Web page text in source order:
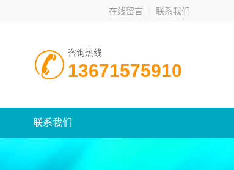
在线留言 联系我们
咨询热线
13671575910
联系我们